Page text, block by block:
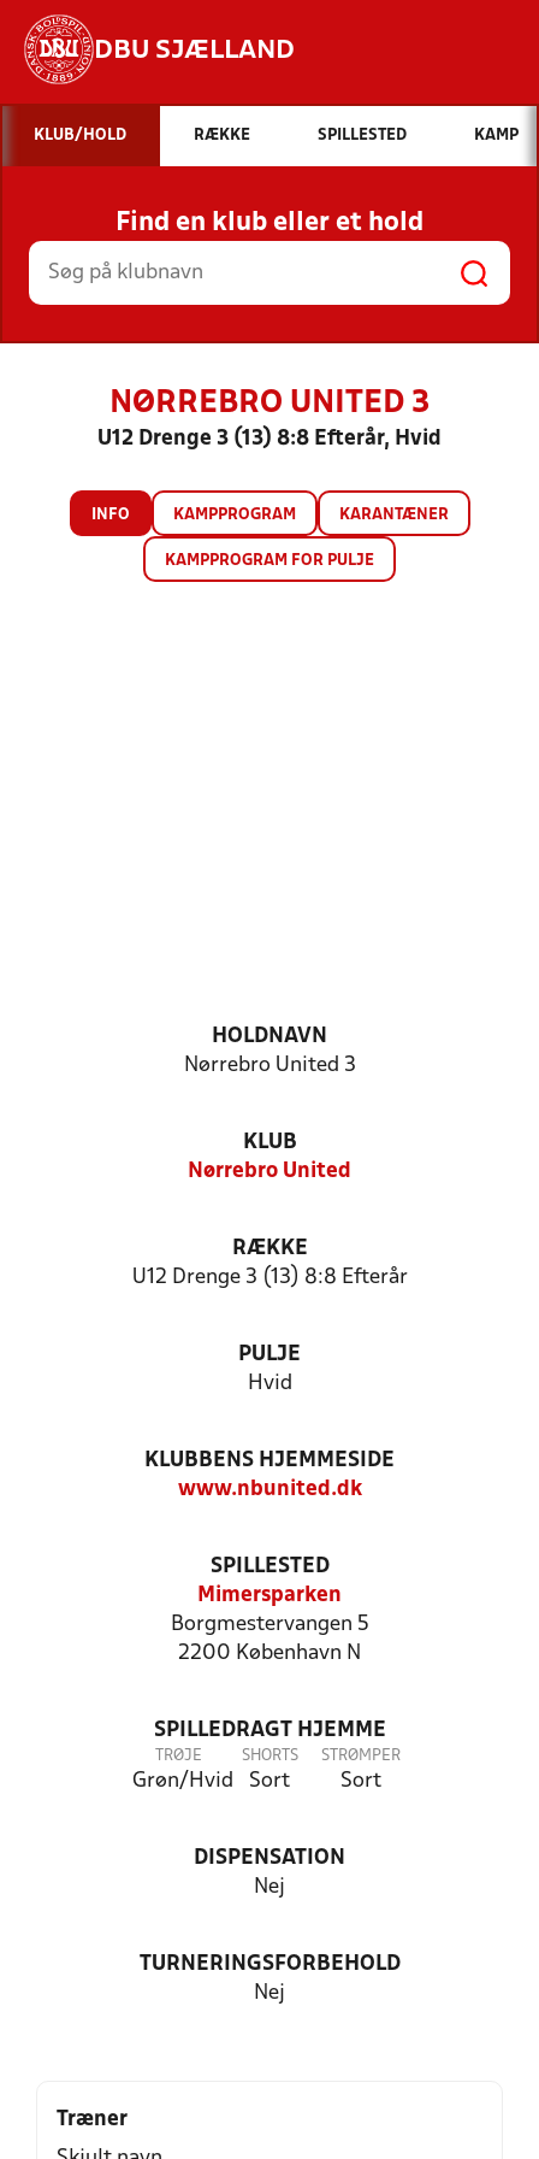
DBU SJÆLLAND
Hvad vil du søge efter?
INDHOLD OG NYHEDER
STILLINGER, RESULTATER, KLUBBER OG
HOLD
KLUB/HOLD RÆKKE SPILLESTED KAMP
Find en klub eller et hold
NØRREBRO UNITED 3
U12 Drenge 3 (13) 8:8 Efterår, Hvid
INFO KAMPPROGRAM KARANTÆNER
KAMPPROGRAM FOR PULJE
HOLDNAVN
Nørrebro United 3
KLUB
Nørrebro United
RÆKKE
U12 Drenge 3 (13) 8:8 Efterår
PULJE
Hvid
KLUBBENS HJEMMESIDE
www.nbunited.dk
SPILLESTED
Mimersparken
Borgmestervangen 5
2200 København N
SPILLEDRAGT HJEMME
TRØJE
Grøn/Hvid
SHORTS
Sort
STRØMPER
Sort
DISPENSATION
Nej
TURNERINGSFORBEHOLD
Nej
Træner